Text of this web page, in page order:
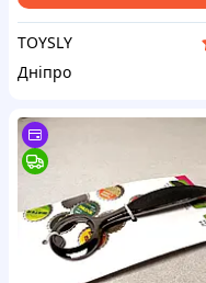
TOYSLY
Дніпро